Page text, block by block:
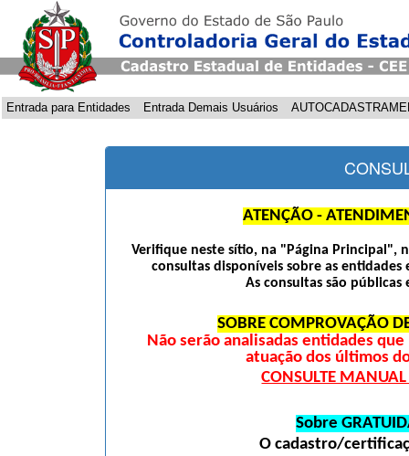
Entrada para Entidades Entrada Demais Usuários
ATENÇÃO -
Verifique neste sítio, na "Página Principal",
consultas disponíveis sobre as entidades
As consultas são públicas
SOBRE COMPROVAÇÃO
Não serão analisadas entidades
atuação dos últimos
CONSULTE
Sobre
O cadastro/